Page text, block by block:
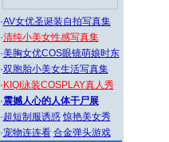
·AV女优圣诞装自拍写真集
·清纯小美女性感写真集
·美胸女优COS眼镜萌娘时东
·双胞胎小美女生活写真集
· KIQI泳装COSPLAY真人秀
·震撼人心的人体干尸展
·超短制服诱惑 惊艳美女秀
·宠物连连看 合金弹头游戏